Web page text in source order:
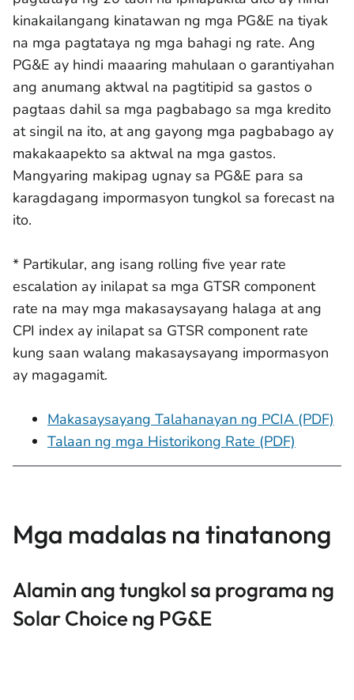
kinakailangang kinatawan ng mga PG&E na tiyak
na mga pagtataya ng mga bahagi ng rate. Ang
PG&E ay hindi maaaring mahulaan o garantiyahan
ang anumang aktwal na pagtitipid sa gastos o
pagtaas dahil sa mga pagbabago sa mga kredito
at singil na ito, at ang gayong mga pagbabago ay
makakaapekto sa aktwal na mga gastos.
Mangyaring makipag ugnay sa PG&E para sa
karagdagang impormasyon tungkol sa forecast na
ito.
* Partikular, ang isang rolling five year rate
escalation ay inilapat sa mga GTSR component
rate na may mga makasaysayang halaga at ang
CPI index ay inilapat sa GTSR component rate
kung saan walang makasaysayang impormasyon
ay magagamit.
Makasaysayang Talahanayan ng PCIA (PDF)
Talaan ng mga Historikong Rate (PDF)
Mga madalas na tinatanong
Alamin ang tungkol sa programa ng
Solar Choice ng PG&E